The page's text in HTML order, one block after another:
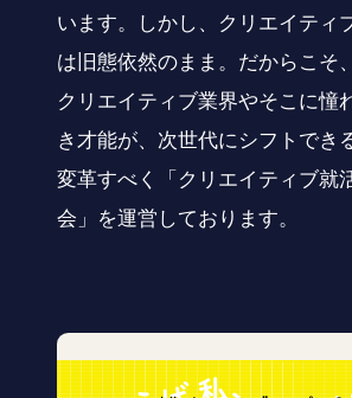
います。しかし、クリエイティ
は旧態依然のまま。だからこそ
クリエイティブ業界やそこに憧
き才能が、次世代にシフトでき
変革すべく「クリエイティブ就
会」を運営しております。